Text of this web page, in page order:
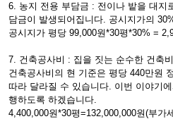
6. 농지 전용 부담금 : 전이나 밭을 대지
담금이 발생되어집니다. 공시지가의
공시지가 평당 99,000원*30평*30% =
7. 건축공사비 : 집을 짓는 순수한 건축
건축공사비의 현 기준은 평당 440만원
따라 달라질 수 있습니다. 이번 이야기
행하도록 하겠습니다.
4,400,000원*30평=132,000,000원(부가